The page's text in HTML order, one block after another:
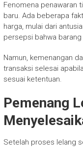
Fenomena penawaran
baru. Ada beberapa
harga, mulai dari
persepsi bahwa
Namun, kemenangan
transaksi selesai
sesuai ketentuan.
Pemenang
Setelah proses lelang